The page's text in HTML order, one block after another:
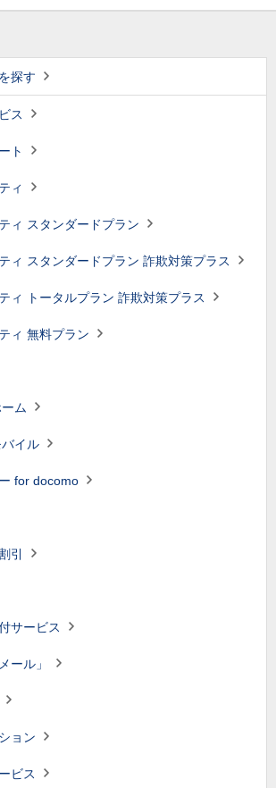
探す
ス
ト
ィ
ィ スタンダードプラン
ィ スタンダードプラン 詐欺対策プラス
ィ トータルプラン 詐欺対策プラス
ィ 無料プラン
ム
イル
for docomo
引
サービス
ール」
ョン
ビス